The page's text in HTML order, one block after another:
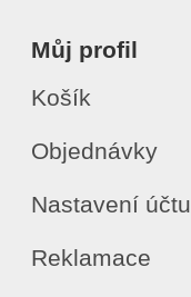
Můj profil
Košík
Objednávky
Nastavení účtu
Reklamace